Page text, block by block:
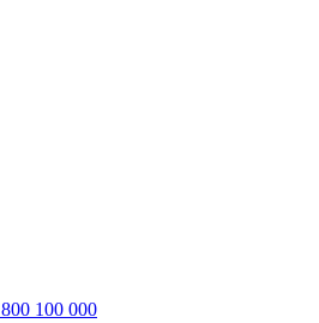
800 100 000